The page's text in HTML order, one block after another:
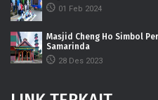
01 Feb 2024
Masjid Cheng Ho Simbol
Samarinda
28 Des 2023